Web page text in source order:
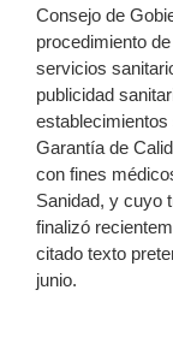
Consejo de
procedimiento
servicios
publicidad
Garantía de
con fines
Sanidad, y cuyo
finalizó
citado texto
junio.